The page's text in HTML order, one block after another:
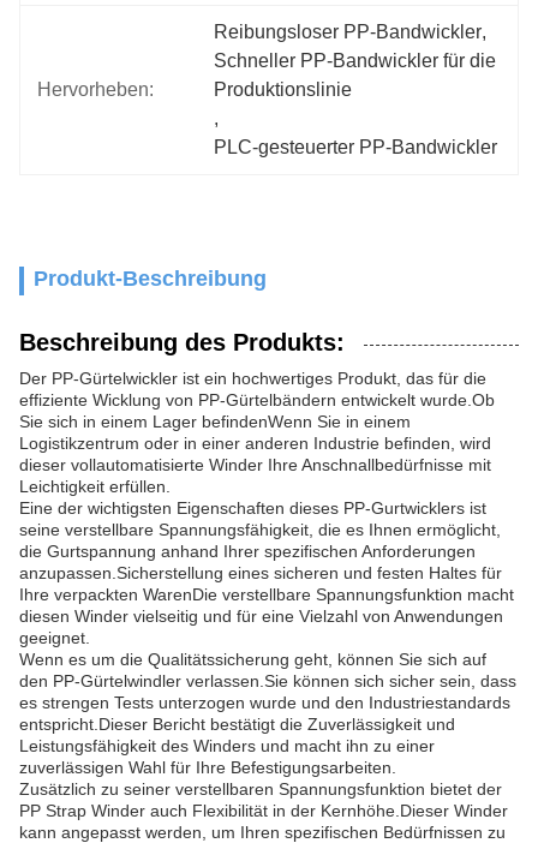
Hervorheben:
Reibungsloser PP-Bandwickler,
Schneller PP-Bandwickler für die
Produktionslinie
,
PLC-gesteuerter PP-Bandwickler
Produkt-Beschreibung
Beschreibung des Produkts:
Der PP-Gürtelwickler ist ein hochwertiges Produkt, das für die
effiziente Wicklung von PP-Gürtelbändern entwickelt wurde.Ob
Sie sich in einem Lager befindenWenn Sie in einem
Logistikzentrum oder in einer anderen Industrie befinden, wird
dieser vollautomatisierte Winder Ihre Anschnallbedürfnisse mit
Leichtigkeit erfüllen.
Eine der wichtigsten Eigenschaften dieses PP-Gurtwicklers ist
seine verstellbare Spannungsfähigkeit, die es Ihnen ermöglicht,
die Gurtspannung anhand Ihrer spezifischen Anforderungen
anzupassen.Sicherstellung eines sicheren und festen Haltes für
Ihre verpackten WarenDie verstellbare Spannungsfunktion macht
diesen Winder vielseitig und für eine Vielzahl von Anwendungen
geeignet.
Wenn es um die Qualitätssicherung geht, können Sie sich auf
den PP-Gürtelwindler verlassen.Sie können sich sicher sein, dass
es strengen Tests unterzogen wurde und den Industriestandards
entspricht.Dieser Bericht bestätigt die Zuverlässigkeit und
Leistungsfähigkeit des Winders und macht ihn zu einer
zuverlässigen Wahl für Ihre Befestigungsarbeiten.
Zusätzlich zu seiner verstellbaren Spannungsfunktion bietet der
PP Strap Winder auch Flexibilität in der Kernhöhe.Dieser Winder
kann angepasst werden, um Ihren spezifischen Bedürfnissen zu